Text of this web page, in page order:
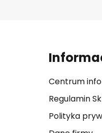
Centrum
Regulamin
Polityka